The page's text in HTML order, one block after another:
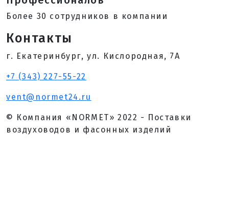
Более 30 сотрудников в компании
Контакты
г. Екатеринбург, ул. Кислородная, 7А
+7 (343) 227-55-22
vent@normet24.ru
© Компания «NORMET» 2022 - Поставки
воздуховодов и фасонных изделий